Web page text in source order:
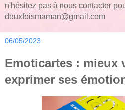
n'hésitez pas à nous contacter
deuxfoismaman@gmail.com
06/05/2023
Emoticartes : mieux
exprimer ses